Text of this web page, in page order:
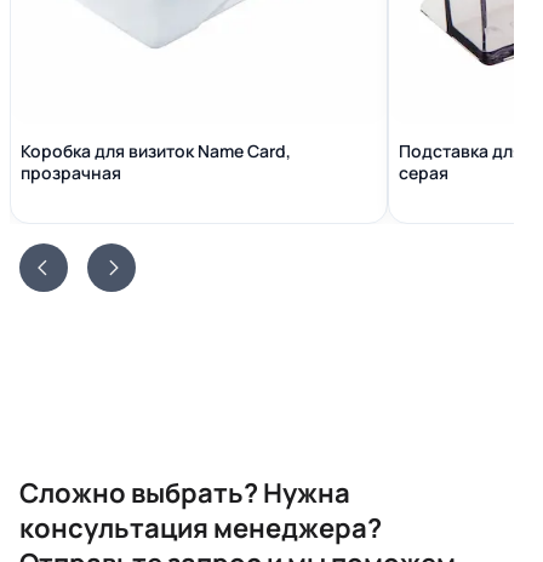
Коробка для визиток Name Сard,
прозрачная
Подставка для
серая
Сложно выбрать? Нужна
консультация менеджера?